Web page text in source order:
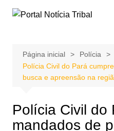
para
Página inicial
Polícia
Polícia Civil do Pará
busca e apreensão na
Polícia Civil do
mandados de